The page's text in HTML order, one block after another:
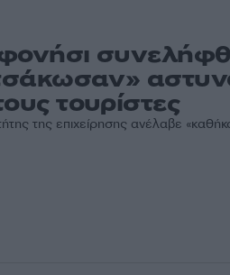
τουρίστες
της επιχείρησης ανέλαβε